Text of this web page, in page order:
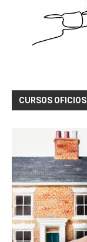
CURSOS OFICIOS